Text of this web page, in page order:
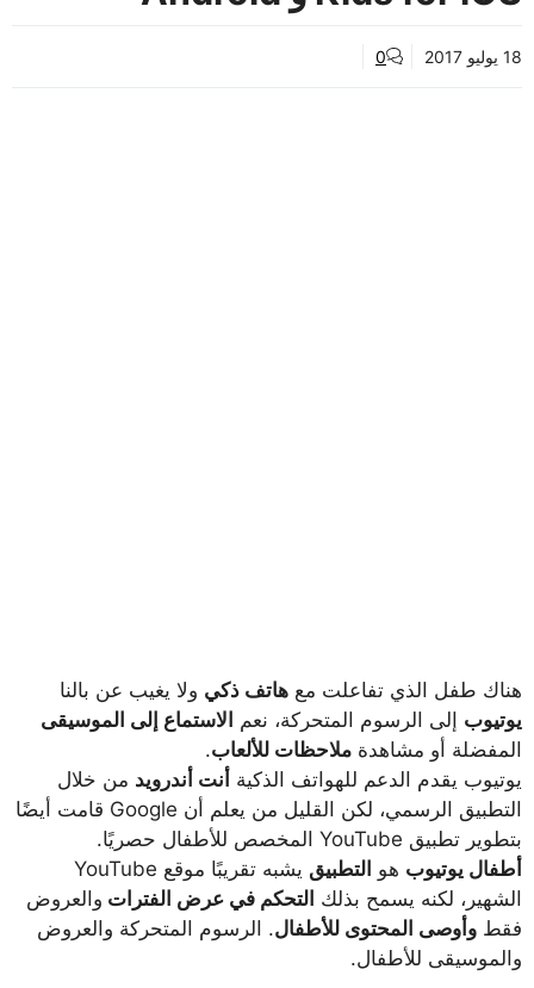
18 يوليو 2017 0
هناك طفل الذي تفاعلت مع هاتف ذكي ولا يغيب عن بالنا
يوتيوب إلى الرسوم المتحركة، نعم الاستماع إلى الموسيقى
المفضلة أو مشاهدة ملاحظات للألعاب.
يوتيوب يقدم الدعم للهواتف الذكية أنت أندرويد من خلال
التطبيق الرسمي، لكن القليل من يعلم أن Google قامت أيضًا
بتطوير تطبيق YouTube المخصص للأطفال حصريًا.
أطفال يوتيوب هو التطبيق
يشبه تقريبًا موقع YouTube
الشهير، لكنه يسمح بذلك التحكم في عرض الفترات والعروض
فقط وأوصى المحتوى للأطفال. الرسوم المتحركة والعروض
والموسيقى للأطفال.